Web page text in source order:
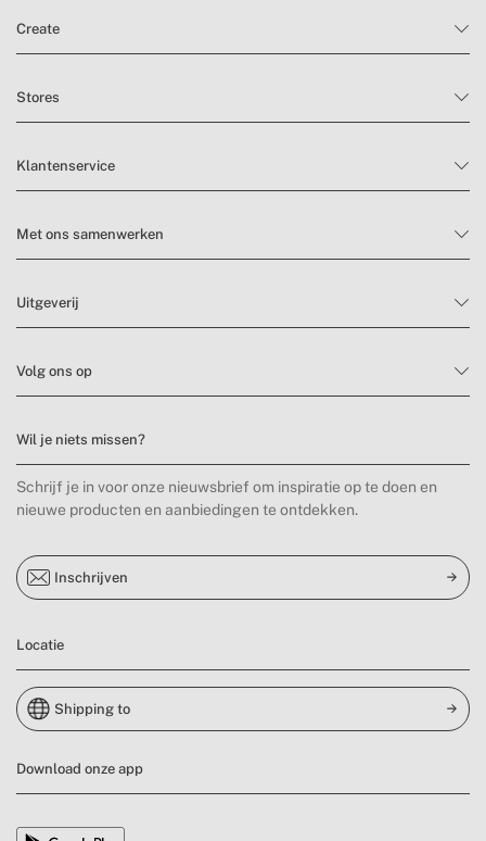
Create
Stores
Klantenservice
Met ons samenwerken
Uitgeverij
Volg ons op
Wil je niets missen?
Schrijf je in voor onze nieuwsbrief om inspiratie op te doen en
nieuwe producten en aanbiedingen te ontdekken.
Inschrijven
Locatie
Shipping to
Download onze app